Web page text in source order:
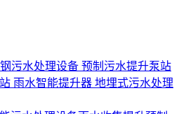
污水处理设备 预制污水提升泵站
雨水智能提升器 地埋式污水处理